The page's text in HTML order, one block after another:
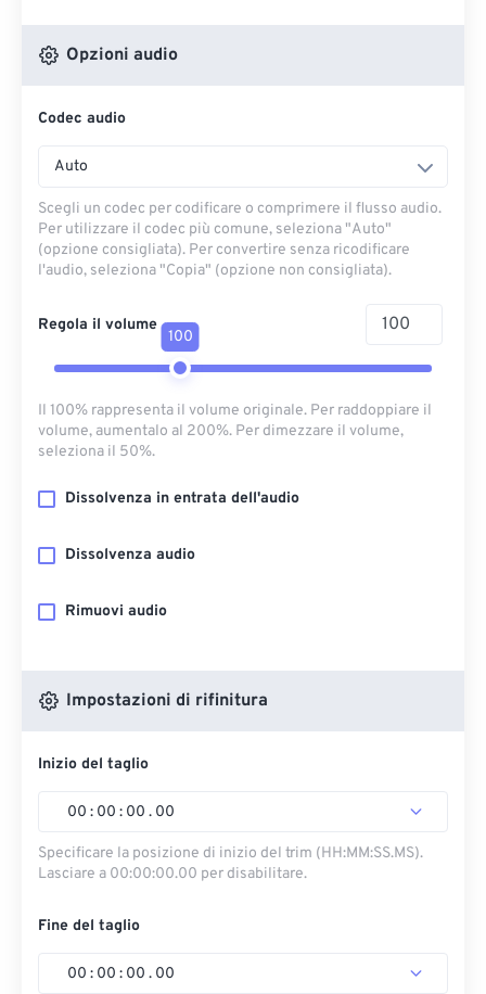
Opzioni audio
Codec audio
Auto
Scegli un codec per codificare o comprimere il flusso audio.
Per utilizzare il codec più comune, seleziona "Auto"
(opzione consigliata). Per convertire senza ricodificare
l'audio, seleziona "Copia" (opzione non consigliata).
Regola il volume
100
Il 100% rappresenta il volume originale. Per raddoppiare il
volume, aumentalo al 200%. Per dimezzare il volume,
seleziona il 50%.
Dissolvenza in entrata dell'audio
Dissolvenza audio
Rimuovi audio
Impostazioni di rifinitura
Inizio del taglio
00 : 00 : 00 . 00
Specificare la posizione di inizio del trim (HH:MM:SS.MS).
Lasciare a 00:00:00.00 per disabilitare.
Fine del taglio
00 : 00 : 00 . 00